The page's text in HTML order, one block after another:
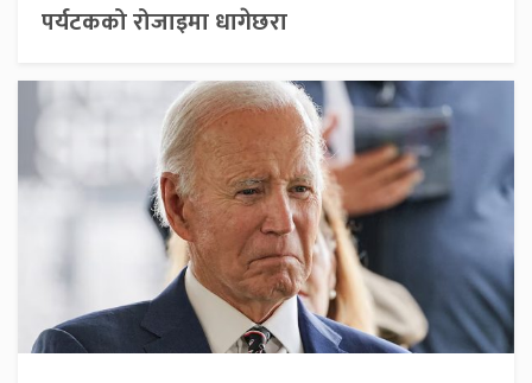
पर्यटकको रोजाइमा धागेछरा